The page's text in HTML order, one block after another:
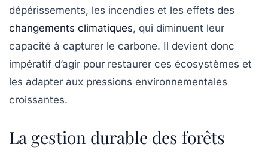
dépérissements, les incendies et les effets des
changements climatiques, qui diminuent leur
capacité à capturer le carbone. Il devient donc
impératif d’agir pour restaurer ces écosystèmes et
les adapter aux pressions environnementales
croissantes.
La gestion durable des forêts